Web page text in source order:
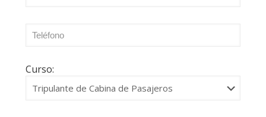
Curso: